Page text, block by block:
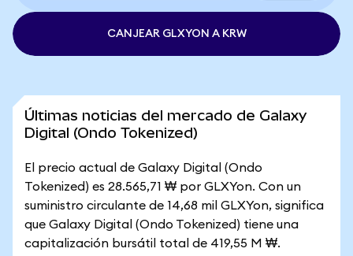
CANJEAR GLXYON A KRW
Últimas noticias del mercado de Galaxy
Digital (Ondo Tokenized)
El precio actual de Galaxy Digital (Ondo
Tokenized) es 28.565,71 ₩ por GLXYon. Con un
suministro circulante de 14,68 mil GLXYon, significa
que Galaxy Digital (Ondo Tokenized) tiene una
capitalización bursátil total de 419,55 M ₩.